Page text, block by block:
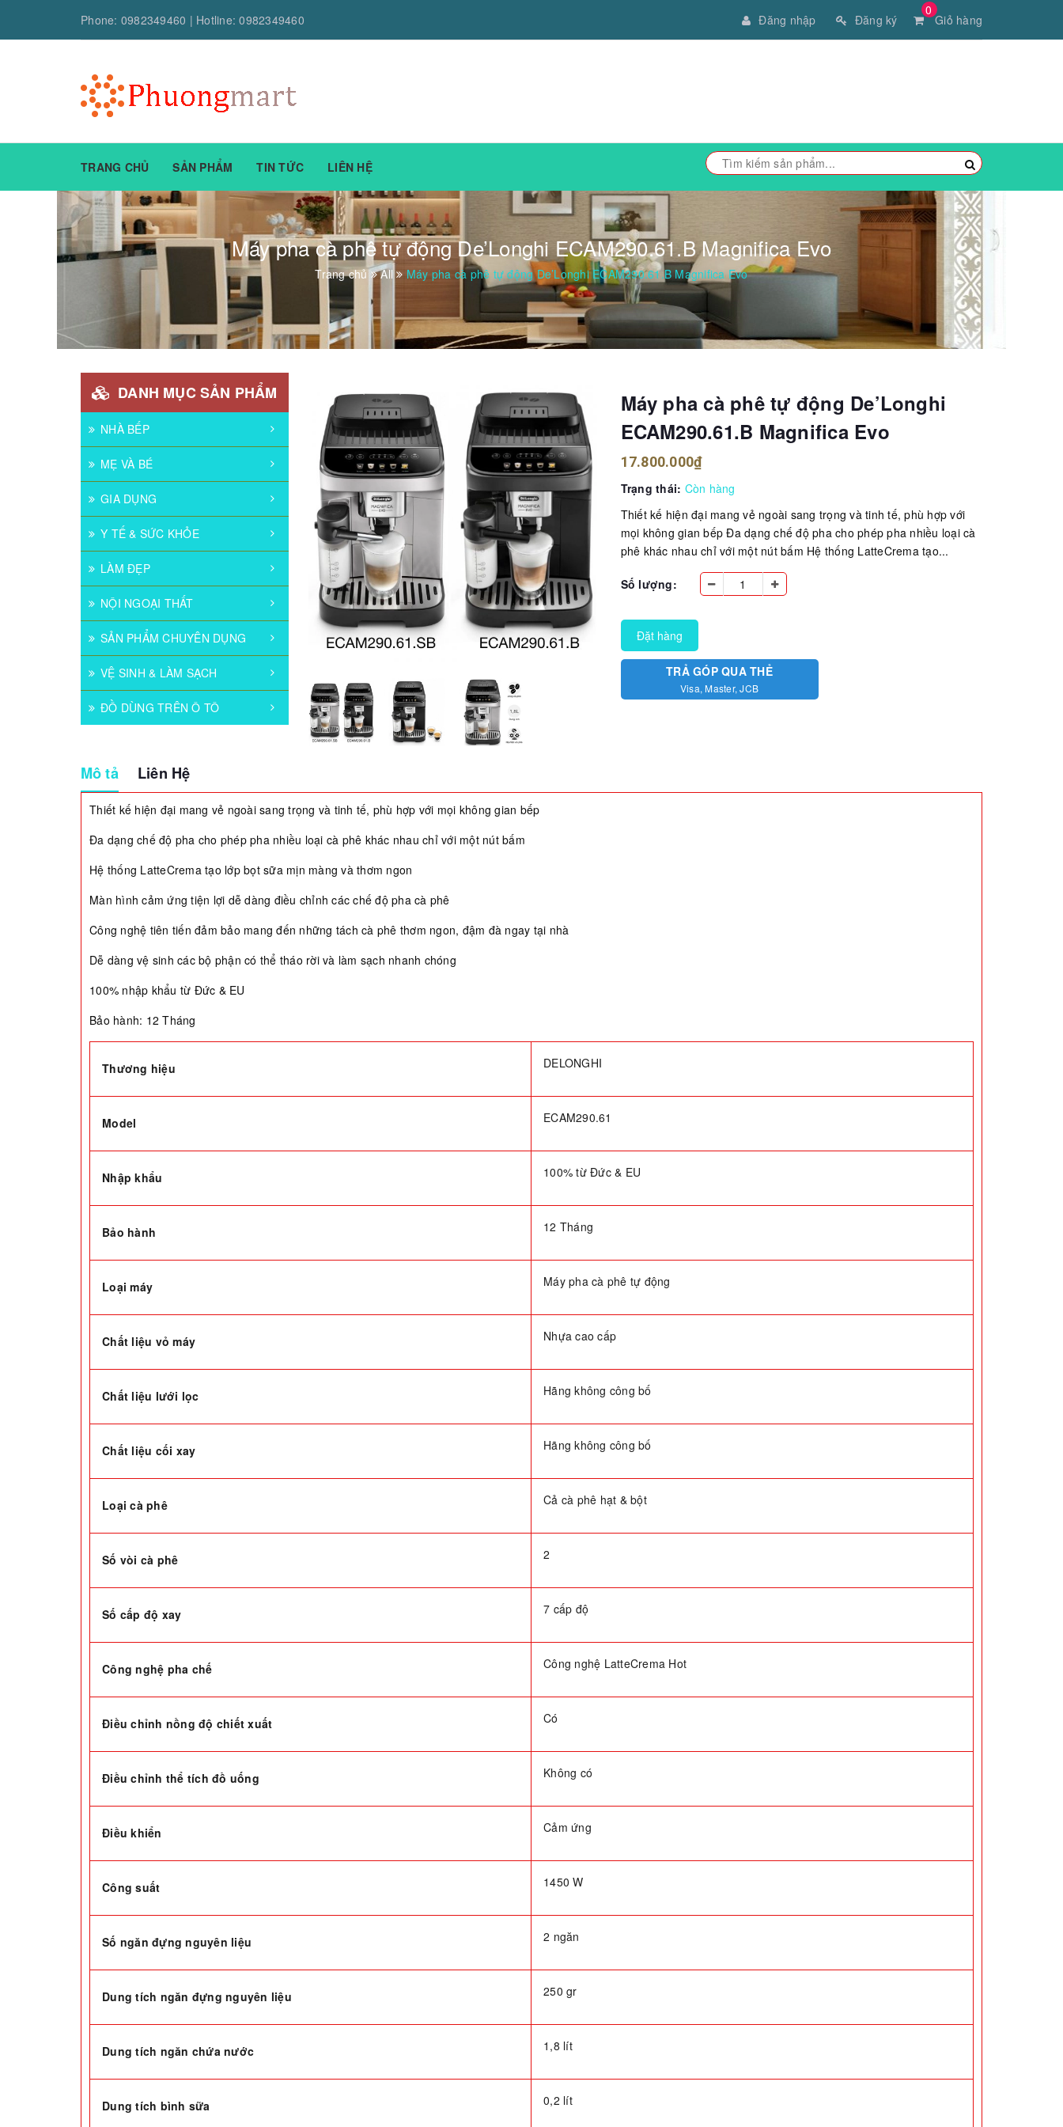
Phone: 0982349460 | Hotline:0982349460
0
Giỏ hàng
Đăng nhập Đăng ký
TRANG CHỦ SẢN PHẨM TIN TỨC LIÊN HỆ
Máy pha cà phê tự động De’Longhi ECAM290.61.B Magnifica Evo
Trang chủ All Máy pha cà phê tự động De’Longhi ECAM290.61.B Magnifica Evo
DANH MỤC SẢN PHẨM
NHÀ BẾP
MẸ VÀ BÉ
GIA DỤNG
Y TẾ & SỨC KHỎE
LÀM ĐẸP
NỘI NGOẠI THẤT
SẢN PHẨM CHUYÊN DỤNG
VỆ SINH & LÀM SẠCH
ĐỒ DÙNG TRÊN Ô TÔ
Máy pha cà phê tự động De’Longhi
ECAM290.61.B Magnifica Evo
17.800.000₫
Trạng thái: Còn hàng
Thiết kế hiện đại mang vẻ ngoài sang trọng và tinh tế, phù hợp với
mọi không gian bếp Đa dạng chế độ pha cho phép pha nhiều loại cà
phê khác nhau chỉ với một nút bấm Hệ thống LatteCrema tạo...
Số lượng:
Đặt hàng
TRẢ GÓP QUA THẺ
Visa, Master, JCB
Mô tả Liên Hệ
Thiết kế hiện đại mang vẻ ngoài sang trọng và tinh tế, phù hợp với mọi không gian bếp
Đa dạng chế độ pha cho phép pha nhiều loại cà phê khác nhau chỉ với một nút bấm
Hệ thống LatteCrema tạo lớp bọt sữa mịn màng và thơm ngon
Màn hình cảm ứng tiện lợi dễ dàng điều chỉnh các chế độ pha cà phê
Công nghệ tiên tiến đảm bảo mang đến những tách cà phê thơm ngon, đậm đà ngay tại nhà
Dễ dàng vệ sinh các bộ phận có thể tháo rời và làm sạch nhanh chóng
100% nhập khẩu từ Đức & EU
Bảo hành: 12 Tháng
Thương hiệu DELONGHI
Model ECAM290.61
Nhập khẩu 100% từ Đức & EU
Bảo hành 12 Tháng
Loại máy Máy pha cà phê tự động
Chất liệu vỏ máy Nhựa cao cấp
Chất liệu lưới lọc Hãng không công bố
Chất liệu cối xay Hãng không công bố
Loại cà phê Cả cà phê hạt & bột
Số vòi cà phê 2
Số cấp độ xay 7 cấp độ
Công nghệ pha chế Công nghệ LatteCrema Hot
Điều chỉnh nồng độ chiết xuất Có
Điều chỉnh thể tích đồ uống Không có
Điều khiển Cảm ứng
Công suất 1450 W
Số ngăn đựng nguyên liệu 2 ngăn
Dung tích ngăn đựng nguyên liệu 250 gr
Dung tích ngăn chứa nước 1,8 lít
Dung tích bình sữa 0,2 lít